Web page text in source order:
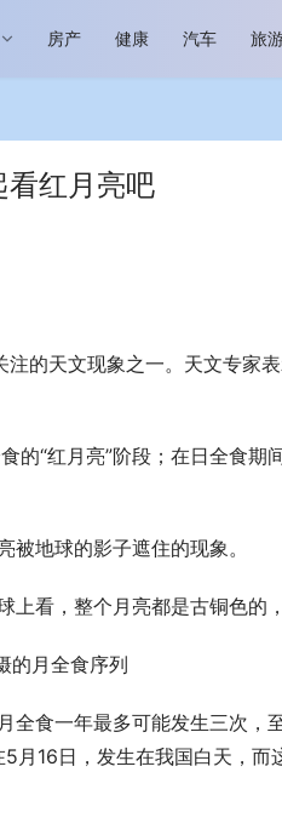
房产 健康 汽车 旅
看红月亮吧
的天文现象之一。天文专家
的“红月亮”阶段；在日全食期
地球的影子遮住的现象。
看，整个月亮都是古铜色的，
的月全食序列
食一年最多可能发生三次，
16日，发生在我国白天，而
快车道 向“新”而